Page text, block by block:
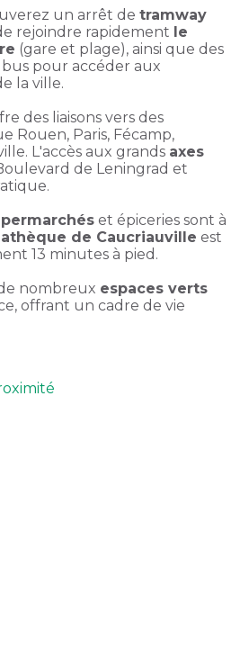
un arrêt de tramway
rejoindre rapidement le
(gare et plage), ainsi que des
pour accéder aux
la ville.
des liaisons vers des
Rouen, Paris, Fécamp,
L'accès aux grands axes
de Leningrad et
et épiceries sont à
de Caucriauville est
13 minutes à pied.
nombreux espaces verts
offrant un cadre de vie